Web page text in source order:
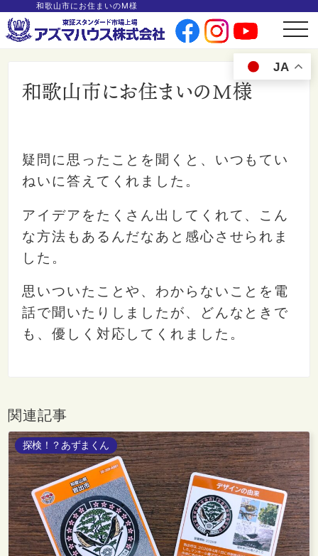
和歌山市にお住まいのM様
t
o
g
l
JA
和歌山市にお住まいのM様
疑問に思ったことを聞くと、いつもてい
ねいに答えてくれました。
アイデアをたくさん出してくれて、こん
な方法もあるんだなあと感心させられま
した。
思いついたことや、わからないことを電
話で聞いたりしましたが、どんなときで
も、優しく対応してくれました。
関連記事
探検！？あずまくん